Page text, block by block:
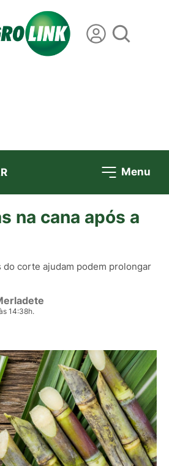
Menu
na cana após a
do corte ajudam podem prolongar
14:38h.